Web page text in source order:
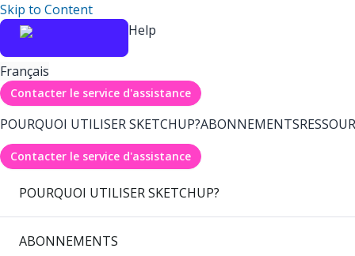
Skip to Content
Help
Français
Contacter le service d'assistance
POURQUOI UTILISER SKETCHUP?ABONNEMENTS
Contacter le service d'assistance
POURQUOI UTILISER SKETCHUP?
ABONNEMENTS